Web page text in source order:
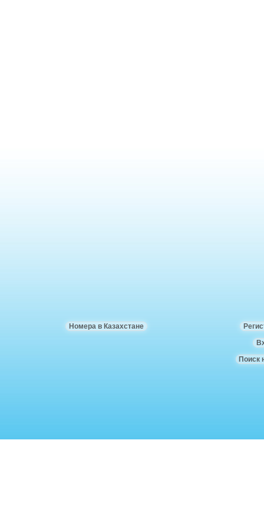
Номера в Казахстане
Поиск